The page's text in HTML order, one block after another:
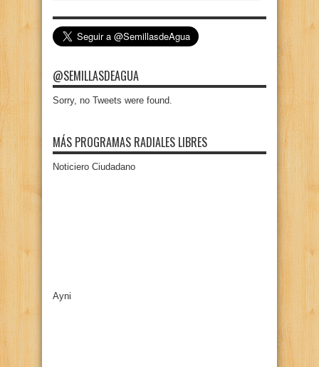
@SEMILLASDEAGUA
Sorry, no Tweets were found.
MÁS PROGRAMAS RADIALES LIBRES
Noticiero Ciudadano
Ayni